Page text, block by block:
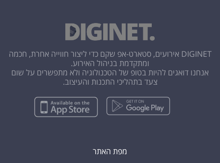
DIGINET אירועים, סטארט-אפ שקם כדי ליצור חווייה אחרת, חכמה
ומתקדמת בניהול האירוע.
אנחנו דואגים להיות בטופ של הטכנולוגיה ולא מתפשרים על שום
צעד בתהליכי התכנות והעיצוב.
מפת האתר